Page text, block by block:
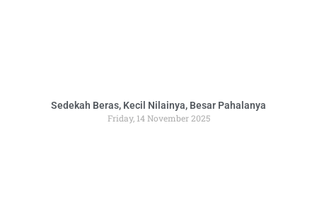
Sedekah Beras, Kecil Nilainya, Besar Pahalanya
Friday, 14 November 2025